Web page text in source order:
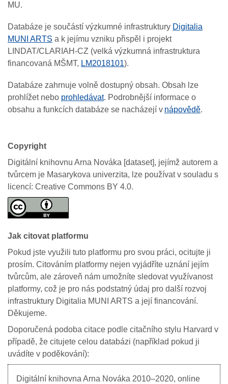
MU.
Databáze je součástí výzkumné infrastruktury Digitalia
MUNI ARTS a k jejímu vzniku přispěl i projekt
LINDAT/CLARIAH-CZ (velká výzkumná infrastruktura
financovaná MŠMT, LM2018101).
Databáze zahrnuje volně dostupný obsah. Obsah lze
prohlížet nebo prohledávat. Podrobnější informace o
obsahu a funkcích databáze se nacházejí v nápovědě.
Copyright
Digitální knihovnu Arna Nováka [dataset], jejímž autorem a
tvůrcem je Masarykova univerzita, lze používat v souladu s
licencí: Creative Commons BY 4.0.
Jak citovat platformu
Pokud jste využili tuto platformu pro svou práci, ocitujte ji
prosím. Citováním platformy nejen vyjádříte uznání jejím
tvůrcům, ale zároveň nám umožníte sledovat využívanost
platformy, což je pro nás podstatný údaj pro další rozvoj
infrastruktury Digitalia MUNI ARTS a její financování.
Děkujeme.
Doporučená podoba citace podle citačního stylu Harvard v
případě, že citujete celou databázi (například pokud ji
uvádíte v poděkování):
Digitální knihovna Arna Nováka 2010–2020, online